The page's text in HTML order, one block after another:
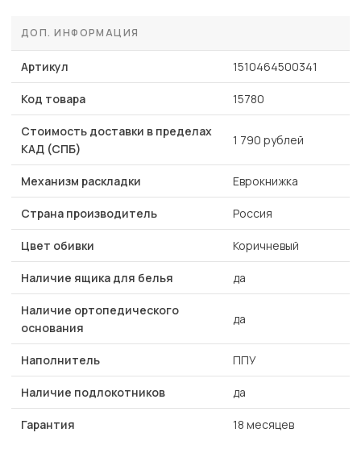
ДОП. ИНФОРМАЦИЯ
Артикул 1510464500341
Код товара 15780
Стоимость доставки в пределах
КАД (СПБ)
1 790 рублей
Механизм раскладки Еврокнижка
Страна производитель Россия
Цвет обивки Коричневый
Наличие ящика для белья да
Наличие ортопедического
основания
да
Наполнитель ППУ
Наличие подлокотников да
Гарантия 18 месяцев